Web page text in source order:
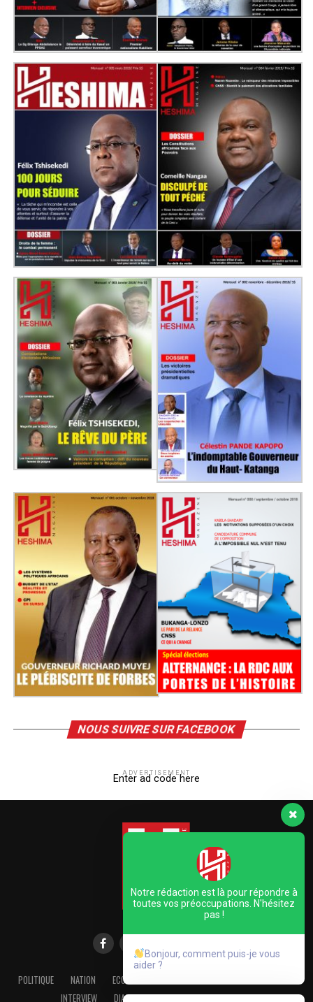
NOUS SUIVRE SUR FACEBOOK
ADVERTISEMENT
Enter ad code here
POLITIQUE NATION ECONOMIE
INTERVIEW
DIASPORA INTERNATIONAL CULTURE
Notre rédaction est là pour répondre à
toutes vos préoccupations. N'hésitez
pas !
Bonjour, comment puis-je vous
aider ?